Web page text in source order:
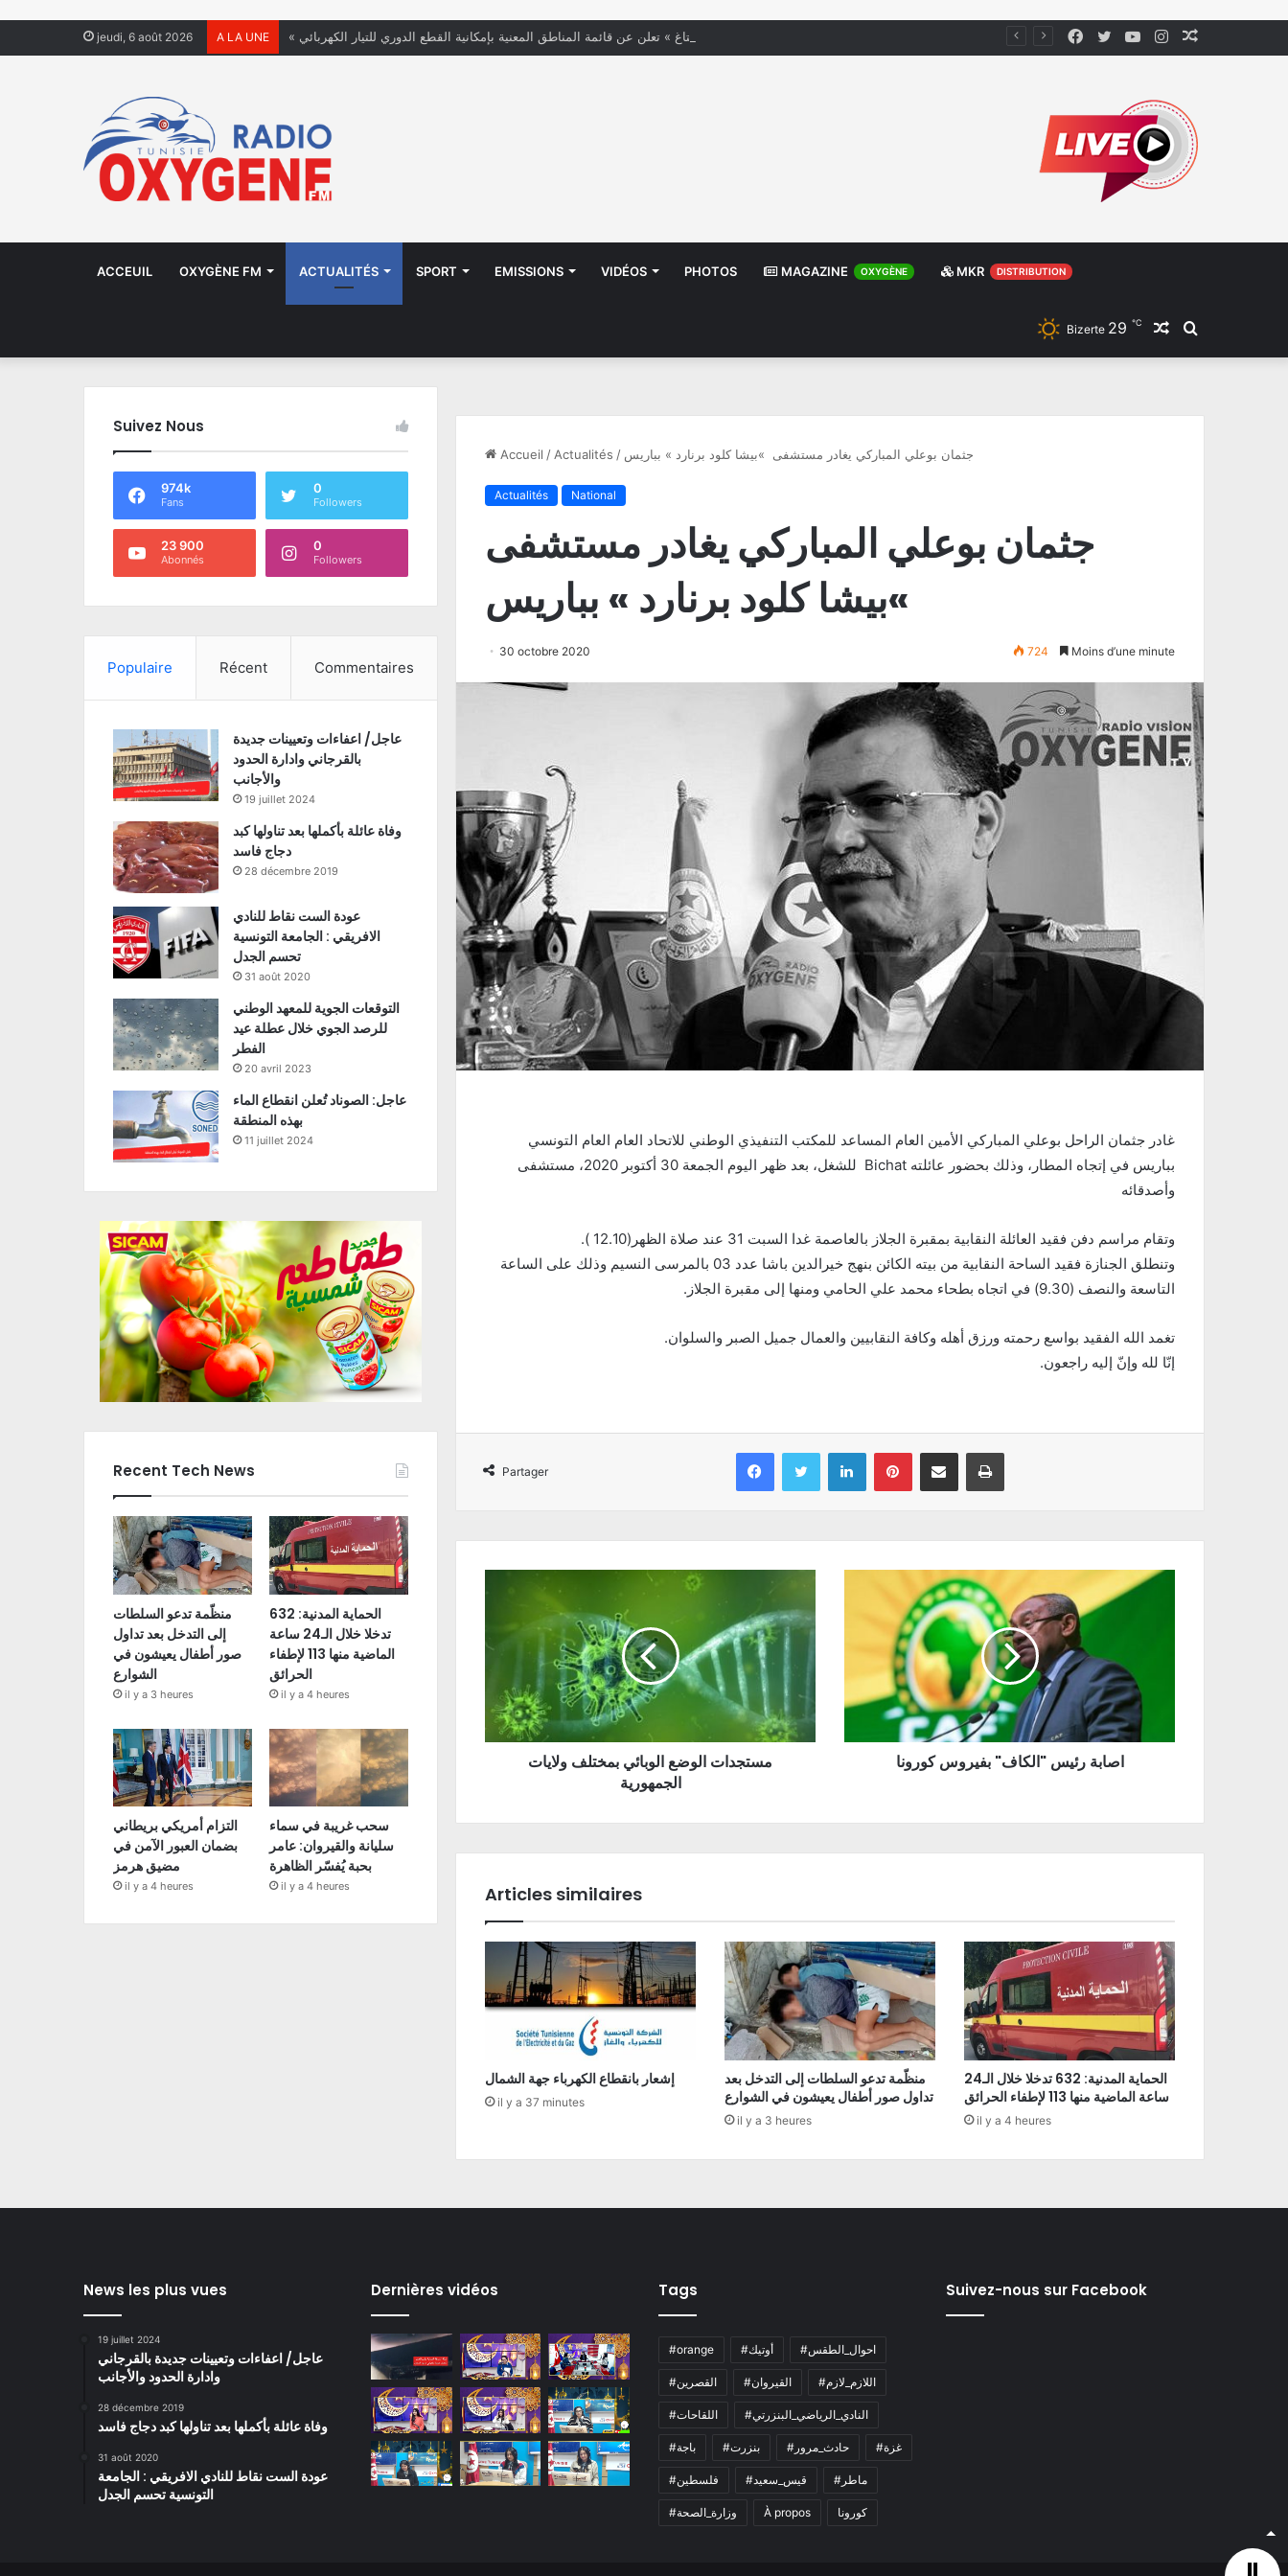
jeudi, 6 août 2026 A LA UNE « الستاغ » تعلن عن قائمة المناطق المعنية بإمكانية القطع الدوري للتيار الكهربائي Instagram
YouTube
Twitter
Facebook
ACCEUIL OXYGÈNE FM ACTUALITÉS SPORT EMISSIONS VIDÉOS PHOTOS MAGAZINE OXYGÈNE MKR DISTRIBUTION
Rechercher
Article
Bizerte 29 ℃
Accueil / Actualités / جثمان بوعلي المباركي يغادر مستشفى »بيشا كلود برنارد » بباريس
Actualités National
جثمان بوعلي المباركي يغادر مستشفى
»بيشا كلود برنارد » بباريس
30 octobre 2020 724 Moins d’une minute
غادر جثمان الراحل بوعلي المباركي الأمين العام المساعد للمكتب التنفيذي الوطني للاتحاد العام العام التونسي
للشغل، بعد ظهر اليوم الجمعة 30 أكتوبر 2020، مستشفى Bichat بباريس في إتجاه المطار، وذلك بحضور عائلته
وأصدقائه
وتقام مراسم دفن فقيد العائلة النقابية بمقبرة الجلاز بالعاصمة غدا السبت 31 عند صلاة الظهر(12.10 ).
وتنطلق الجنازة فقيد الساحة النقابية من بيته الكائن بنهج خيرالدين باشا عدد 03 بالمرسى النسيم وذلك على الساعة
التاسعة والنصف (9.30) في اتجاه بطحاء محمد علي الحامي ومنها إلى مقبرة الجلاز.
تغمد الله الفقيد بواسع رحمته ورزق أهله وكافة النقابيين والعمال جميل الصبر والسلوان.
إنّا لله وإنّ إليه راجعون.
Partager
Facebook Twitter Linkedin Pinterest Partager par email Imprimer
مستجدات الوضع الوبائي بمختلف ولايات
الجمهورية
اصابة رئيس "الكاف" بفيروس كورونا
Articles similaires
إشعار بانقطاع الكهرباء جهة الشمال
il y a 37 minutes
منظّمة تدعو السلطات إلى التدخل بعد
تداول صور أطفال يعيشون في الشوارع
il y a 3 heures
الحماية المدنية: 632 تدخلا خلال الـ24
ساعة الماضية منها 113 لإطفاء الحرائق
il y a 4 heures
Suivez Nous
974k
Fans
0
Followers
23 900
Abonnés
0
Followers
Populaire Récent Commentaires
عاجل/ اعفاءات وتعيينات جديدة
بالقرجاني وادارة الحدود
والأجانب
19 juillet 2024
وفاة عائلة بأكملها بعد تناولها كبد
دجاج فاسد
28 décembre 2019
عودة الست نقاط للنادي
الافريقي : الجامعة التونسية
تحسم الجدل
31 août 2020
التوقعات الجوية للمعهد الوطني
للرصد الجوي خلال عطلة عيد
الفطر
20 avril 2023
عاجل: الصوناد تُعلن انقطاع الماء
بهذه المنطقة
11 juillet 2024
Recent Tech News
منظّمة تدعو السلطات
إلى التدخل بعد تداول
صور أطفال يعيشون في
الشوارع
il y a 3 heures
الحماية المدنية: 632
تدخلا خلال الـ24 ساعة
الماضية منها 113 لإطفاء
الحرائق
il y a 4 heures
التزام أمريكي بريطاني
بضمان العبور الآمن في
مضيق هرمز
il y a 4 heures
سحب غريبة في سماء
سليانة والقيروان: عامر
بحبة يُفسّر الظاهرة
il y a 4 heures
News les plus vues
19 juillet 2024
عاجل/ اعفاءات وتعيينات جديدة بالقرجاني
وادارة الحدود والأجانب
28 décembre 2019
وفاة عائلة بأكملها بعد تناولها كبد دجاج فاسد
31 août 2020
عودة الست نقاط للنادي الافريقي : الجامعة
التونسية تحسم الجدل
Dernières vidéos Tags
#orange #أوتيك #احوال_الطقس
#القصرين #القيروان #اللازم_لازم
#اللقاحات #النادي_الرياضي_البنزرتي
#باجة #بنزرت #حادث_مرور #غزة
#فلسطين #قيس_سعيد #ماطر
#وزارة_الصحة À propos كورونا
Suivez-nous sur Facebook